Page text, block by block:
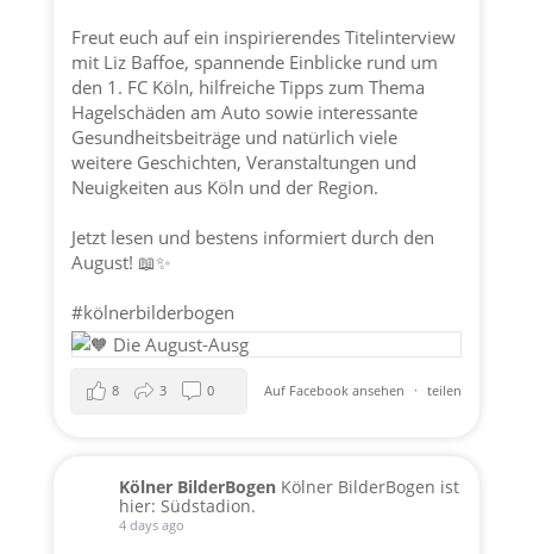
Freut euch auf ein inspirierendes Titelinterview
mit Liz Baffoe, spannende Einblicke rund um
den 1. FC Köln, hilfreiche Tipps zum Thema
Hagelschäden am Auto sowie interessante
Gesundheitsbeiträge und natürlich viele
weitere Geschichten, Veranstaltungen und
Neuigkeiten aus Köln und der Region.
Jetzt lesen und bestens informiert durch den
August! 📖✨
#kölnerbilderbogen
Auf Facebook ansehen · teilen
8 3 0
Kölner BilderBogen Kölner BilderBogen ist
hier: Südstadion.
4 days ago